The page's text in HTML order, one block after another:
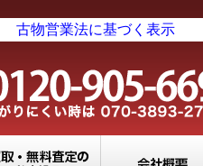
古物営業法に基づく表示